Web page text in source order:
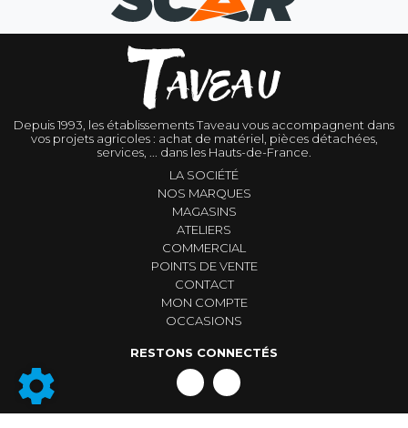
Depuis 1993, les établissements Taveau vous accompagnent dans
vos projets agricoles : achat de matériel, pièces détachées,
services, ... dans les Hauts-de-France.
LA SOCIÉTÉ
NOS MARQUES
MAGASINS
ATELIERS
COMMERCIAL
POINTS DE VENTE
CONTACT
MON COMPTE
OCCASIONS
RESTONS CONNECTÉS